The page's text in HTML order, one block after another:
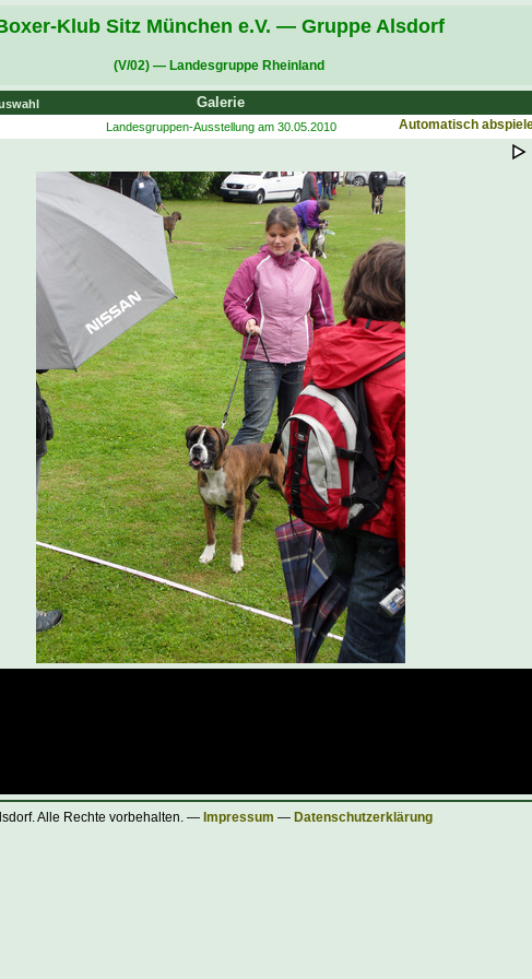
Klub Sitz München e.V. — Gruppe Alsdorf
(V/02) — Landesgruppe Rheinland
Galerie
Landesgruppen-Ausstellung am 30.05.2010 Automatisch
Alle Rechte vorbehalten. — Impressum — Datenschutzerklärung